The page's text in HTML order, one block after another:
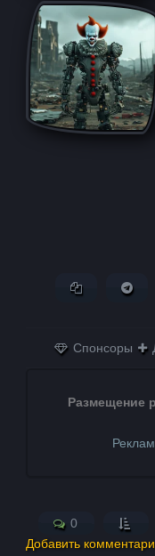
Копировать
Спонсоры
Размещение
0
Добавить